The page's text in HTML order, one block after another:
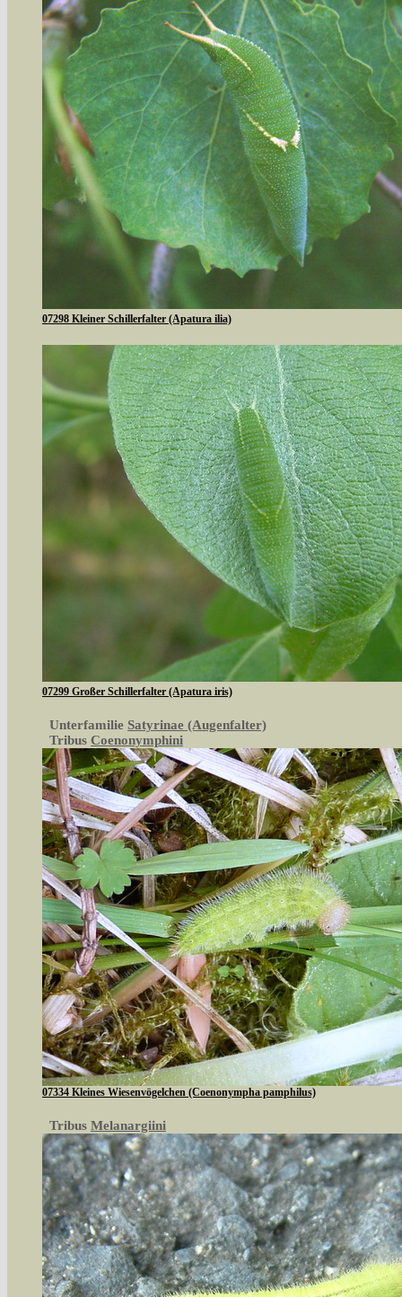
07298 Kleiner Schillerfalter (Apatura ilia)
07299 Großer Schillerfalter (Apatura iris)
Unterfamilie Satyrinae (Augenfalter)
Tribus Coenonymphini
07334 Kleines Wiesenvögelchen (Coenonympha pamphilus)
Tribus Melanargiini